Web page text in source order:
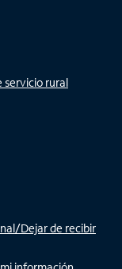
servicio rural
Dejar de recibir